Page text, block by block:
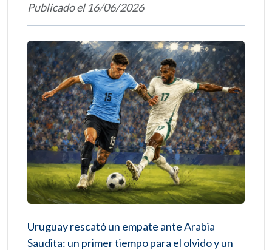
Publicado el 16/06/2026
Uruguay rescató un empate ante Arabia
Saudita: un primer tiempo para el olvido y un